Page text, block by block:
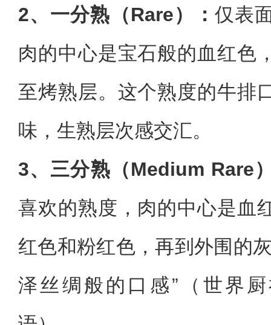
2、一分熟（Rare）： 仅表
肉的中心是宝石般的血红色
至烤熟层。这个熟度的牛排
味，生熟层次感交汇。
3、三分熟（Medium Rare
喜欢的熟度，肉的中心是血
红色和粉红色，再到外围的
泽丝绸般的口感”（世界厨